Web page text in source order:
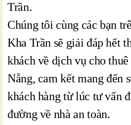
Trần.
Chúng tôi cùng các bạn
Kha Trần sẽ giải đáp hết
khách về dịch vụ cho
Nẵng, cam kết mang đến
khách hàng từ lúc tư vấn
đường về nhà an toàn.